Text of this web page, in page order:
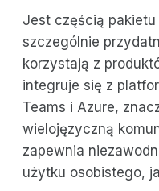
Jest częścią pakietu
szczególnie
korzystają z
integruje się z
Teams i Azure,
wielojęzyczną
zapewnia
użytku osobistego,